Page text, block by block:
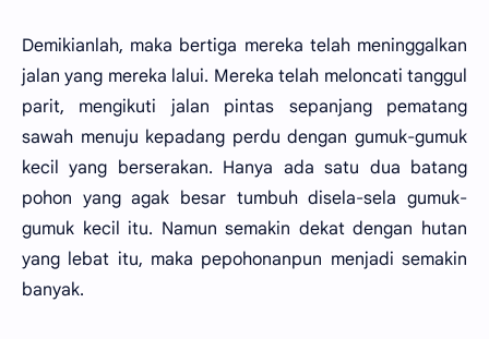
Demikianlah, maka bertiga mereka telah meninggalkan
jalan yang mereka lalui. Mereka telah meloncati tanggul
parit, mengikuti jalan pintas sepanjang pematang
sawah menuju kepadang perdu dengan gumuk-gumuk
kecil yang berserakan. Hanya ada satu dua batang
pohon yang agak besar tumbuh disela-sela gumuk-
gumuk kecil itu. Namun semakin dekat dengan hutan
yang lebat itu, maka pepohonanpun menjadi semakin
banyak.